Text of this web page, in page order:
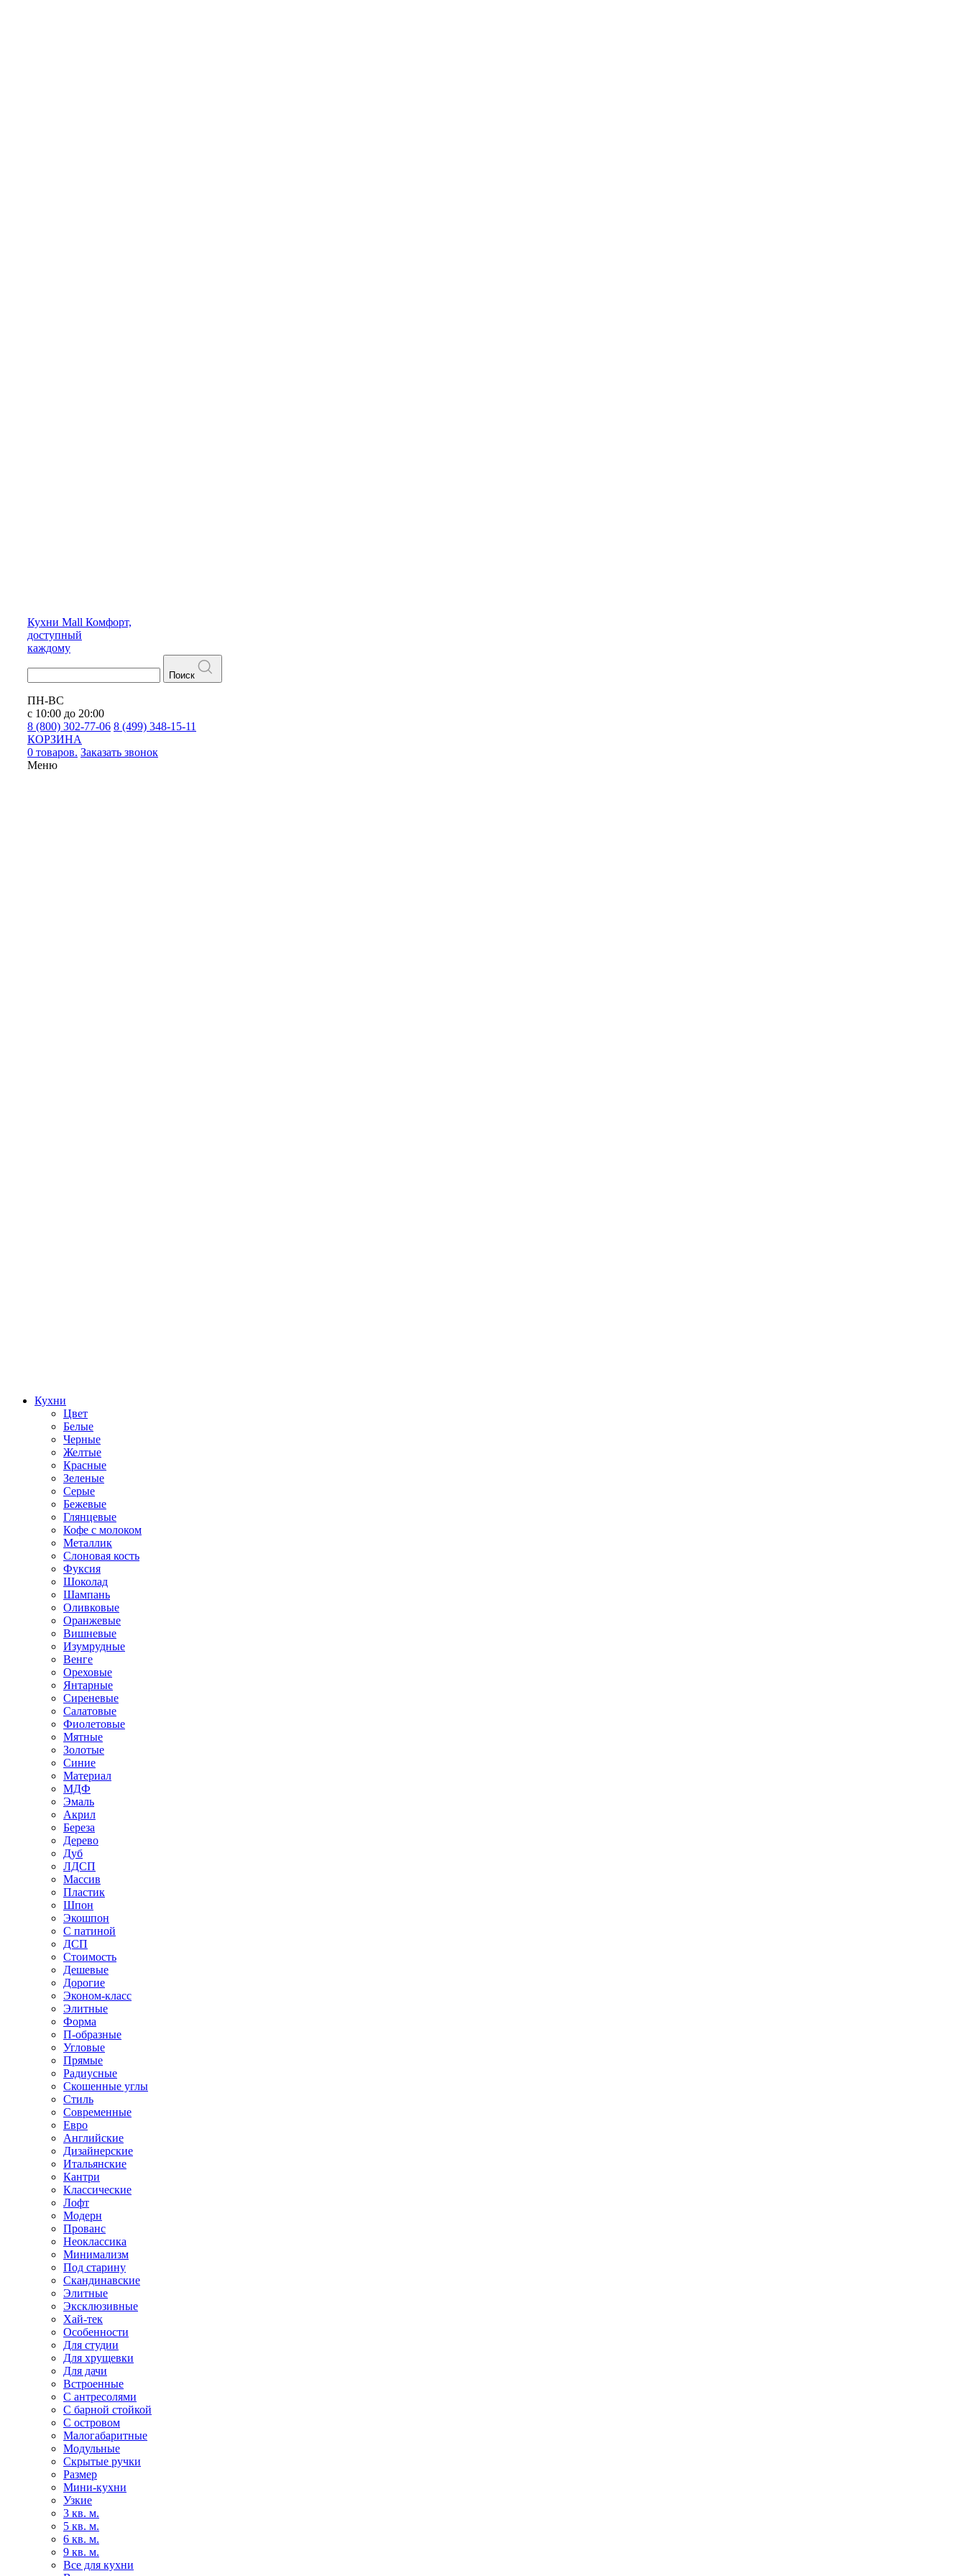
Кухни Mall Комфорт,
доступный
каждому
Поиск
ПН-ВС
с 10:00 до 20:00
8 (800) 302-77-06 8 (499) 348-15-11
КОРЗИНА
0 товаров. Заказать звонок
Меню
Кухни
Цвет
Белые
Черные
Желтые
Красные
Зеленые
Серые
Бежевые
Глянцевые
Кофе с молоком
Металлик
Слоновая кость
Фуксия
Шоколад
Шампань
Оливковые
Оранжевые
Вишневые
Изумрудные
Венге
Ореховые
Янтарные
Сиреневые
Салатовые
Фиолетовые
Мятные
Золотые
Синие
Материал
МДФ
Эмаль
Акрил
Береза
Дерево
Дуб
ЛДСП
Массив
Пластик
Шпон
Экошпон
С патиной
ДСП
Стоимость
Дешевые
Дорогие
Эконом-класс
Элитные
Форма
П-образные
Угловые
Прямые
Радиусные
Скошенные углы
Стиль
Современные
Евро
Английские
Дизайнерские
Итальянские
Кантри
Классические
Лофт
Модерн
Прованс
Неоклассика
Минимализм
Под старину
Скандинавские
Элитные
Эксклюзивные
Хай-тек
Особенности
Для студии
Для хрущевки
Для дачи
Встроенные
С антресолями
С барной стойкой
С островом
Малогабаритные
Модульные
Скрытые ручки
Размер
Мини-кухни
Узкие
3 кв. м.
5 кв. м.
6 кв. м.
9 кв. м.
Все для кухни